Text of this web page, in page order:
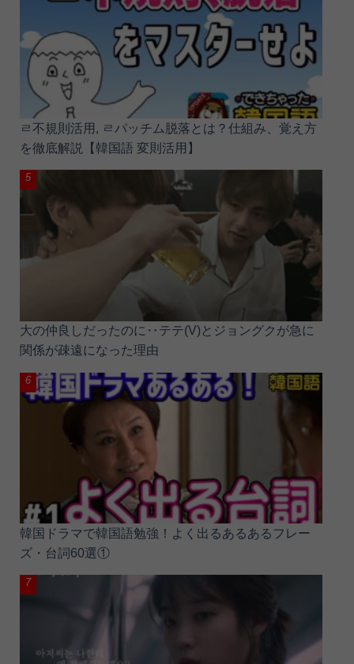
ㄹ不規則活用, ㄹパッチム脱落とは？仕組み、覚え方
を徹底解説【韓国語 変則活用】
大の仲良しだったのに‥テテ(V)とジョングクが急に
関係が疎遠になった理由
韓国ドラマで韓国語勉強！よく出るあるあるフレー
ズ・台詞60選①